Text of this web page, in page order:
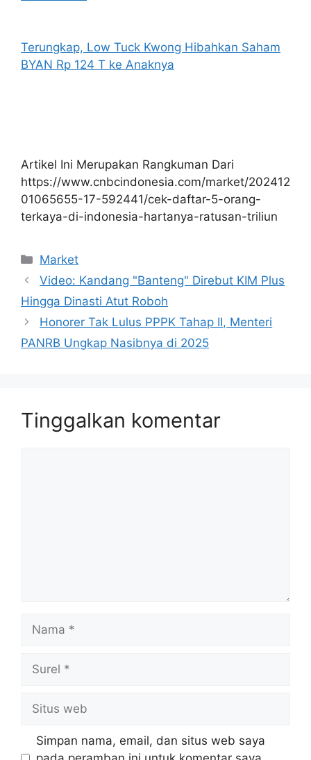
Terungkap, Low Tuck Kwong Hibahkan Saham
BYAN Rp 124 T ke Anaknya
Artikel Ini Merupakan Rangkuman Dari
https://www.cnbcindonesia.com/market/202412
01065655-17-592441/cek-daftar-5-orang-
terkaya-di-indonesia-hartanya-ratusan-triliun
Kategori
Market
Video: Kandang "Banteng" Direbut KIM Plus
Hingga Dinasti Atut Roboh
Honorer Tak Lulus PPPK Tahap II, Menteri
PANRB Ungkap Nasibnya di 2025
Tinggalkan komentar
web
Simpan nama, email, dan situs web saya